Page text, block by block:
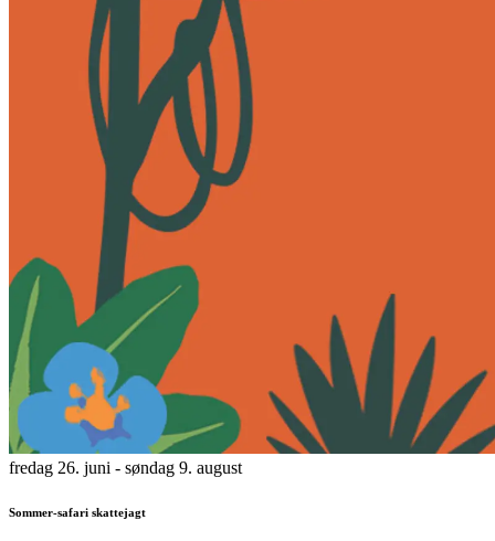
fredag 26. juni - søndag 9. august
Sommer-safari skattejagt